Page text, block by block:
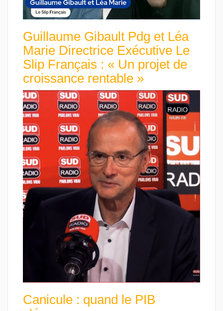
Guillaume Gibault Pdg et Léa
Marie Directrice Exécutive Le
Slip Français : « Un projet de
croissance rentable »
Canicule : quand le PIB